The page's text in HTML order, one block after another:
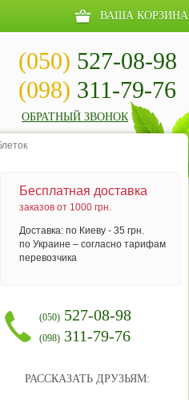
ВАША КОРЗИНА
(050) 527-08-98
(098) 311-79-76
ОБРАТНЫЙ ЗВОНОК
Бесплатная доставка
заказов от 1000 грн.
Доставка: по Киеву - 35 грн.
по Украине – согласно тарифам
перевозчика
(050) 527-08-98
(098) 311-79-76
РАССКАЗАТЬ ДРУЗЬЯМ: